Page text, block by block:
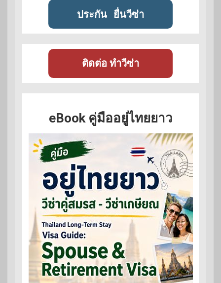
ประกัน ยื่นวีซ่า
ติดต่อ ทำวีซ่า
eBook คู่มืออยู่ไทยยาว